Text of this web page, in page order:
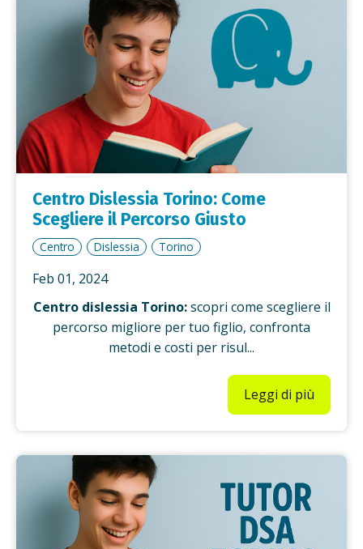
Centro Dislessia Torino: Come
Scegliere il Percorso Giusto
Centro Dislessia Torino
Feb 01, 2024
Centro dislessia Torino:scopri come scegliere il
percorso migliore per tuo figlio, confronta
metodi e costi per risul...
Leggi di più